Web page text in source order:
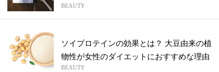
BEAUTY
ソイプロテインの効果とは？ 大豆由来の植
物性が女性のダイエットにおすすめな理由
BEAUTY